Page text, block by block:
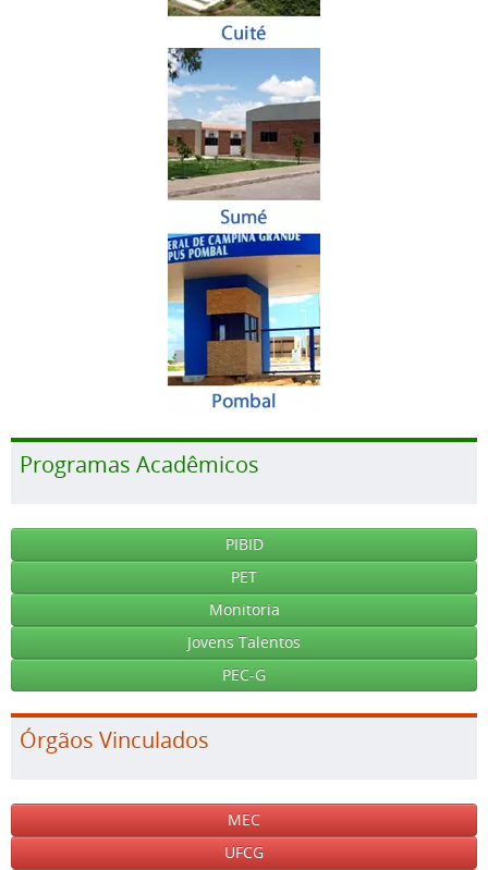
Programas Acadêmicos
PIBID
PET
Monitoria
Jovens Talentos
PEC-G
Órgãos Vinculados
MEC
UFCG